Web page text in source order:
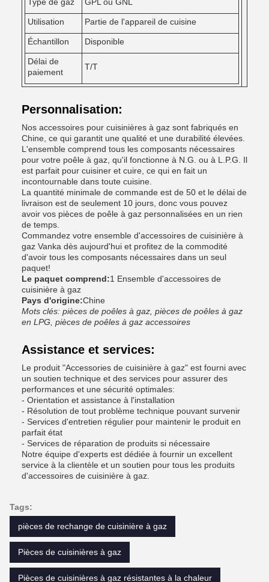
Utilisation Partie de l'appareil de cuisine
Échantillon Disponible
Délai de
paiement
T/T
Personnalisation:
Nos accessoires pour cuisinières à gaz sont fabriqués en
Chine, ce qui garantit une qualité et une durabilité élevées.
L'ensemble comprend tous les composants nécessaires
pour votre poêle à gaz, qu'il fonctionne à N.G. ou à L.P.G. Il
est parfait pour cuisiner et cuire, ce qui en fait un
incontournable dans toute cuisine.
La quantité minimale de commande est de 50 et le délai de
livraison est de seulement 10 jours, donc vous pouvez
avoir vos pièces de poêle à gaz personnalisées en un rien
de temps.
Commandez votre ensemble d'accessoires de cuisinière à
gaz Vanka dès aujourd'hui et profitez de la commodité
d'avoir tous les composants nécessaires dans un seul
paquet!
Le paquet comprend:1 Ensemble d'accessoires de
cuisinière à gaz
Pays d'origine:Chine
Mots clés: pièces de poêles à gaz, pièces de poêles à gaz
en LPG, pièces de poêles à gaz accessoires
Assistance et services:
Le produit "Accessories de cuisinière à gaz" est fourni avec
un soutien technique et des services pour assurer des
performances et une sécurité optimales:
- Orientation et assistance à l'installation
- Résolution de tout problème technique pouvant survenir
- Services d'entretien régulier pour maintenir le produit en
parfait état
- Services de réparation de produits si nécessaire
Notre équipe d'experts est dédiée à fournir un excellent
service à la clientèle et un soutien pour tous les produits
d'accessoires de cuisinière à gaz.
Tags:
pièces de rechange de cuisinière à gaz
Pièces de cuisinières à gaz
Pièces de cuisinières à gaz résistantes à la chaleur